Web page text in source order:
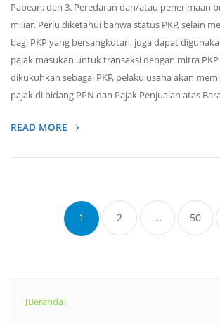
Pabean; dan 3. Peredaran dan/atau penerimaan
miliar. Perlu diketahui bahwa status PKP, selain
bagi PKP yang bersangkutan, juga dapat
pajak masukan untuk transaksi dengan mitra
dikukuhkan sebagai PKP, pelaku usaha akan
pajak di bidang PPN dan Pajak Penjualan atas
READ MORE
navigation
1 2 … 50
[Beranda]